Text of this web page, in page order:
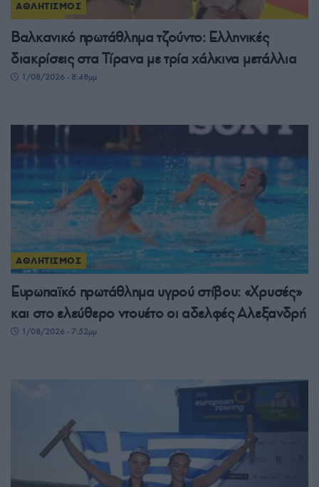
ΑΘΛΗΤΙΣΜΟΣ
Βαλκανικό πρωτάθλημα τζούντο: Ελληνικές
διακρίσεις στα Τίρανα με τρία χάλκινα μετάλλια
1/08/2026 - 8:48μμ
ΑΘΛΗΤΙΣΜΟΣ
Ευρωπαϊκό πρωτάθλημα υγρού στίβου: «Χρυσές»
και στο ελεύθερο ντουέτο οι αδελφές Αλεξανδρή
1/08/2026 - 7:52μμ